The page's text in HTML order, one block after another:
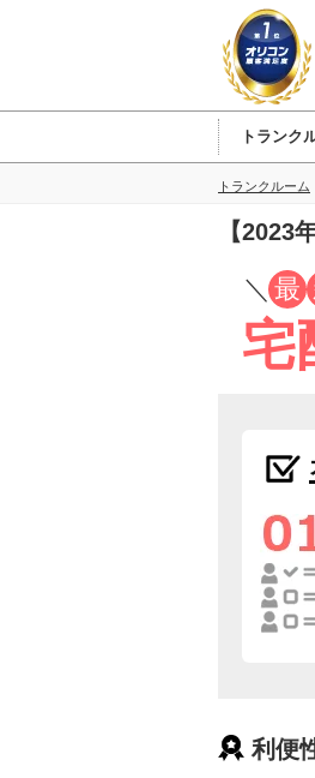
トランク
トランクルーム
【2023
／ 最
宅
利便